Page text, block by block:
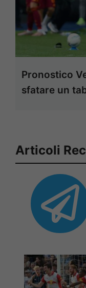
Pronostico
sfatare un
Articoli